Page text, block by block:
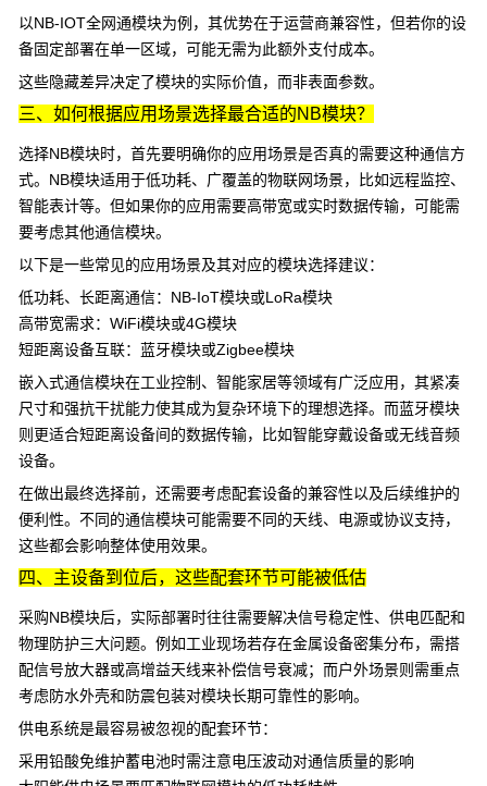
以NB-IOT全网通模块为例，其优势在于运营商兼容性，但若你的设
备固定部署在单一区域，可能无需为此额外支付成本。
这些隐藏差异决定了模块的实际价值，而非表面参数。
三、如何根据应用场景选择最合适的NB模块？
选择NB模块时，首先要明确你的应用场景是否真的需要这种通信方
式。NB模块适用于低功耗、广覆盖的物联网场景，比如远程监控、
智能表计等。但如果你的应用需要高带宽或实时数据传输，可能需
要考虑其他通信模块。
以下是一些常见的应用场景及其对应的模块选择建议：
低功耗、长距离通信： NB-IoT模块或LoRa模块
高带宽需求： WiFi模块或4G模块
短距离设备互联： 蓝牙模块或Zigbee模块
嵌入式通信模块在工业控制、智能家居等领域有广泛应用，其紧凑
尺寸和强抗干扰能力使其成为复杂环境下的理想选择。而蓝牙模块
则更适合短距离设备间的数据传输，比如智能穿戴设备或无线音频
设备。
在做出最终选择前，还需要考虑配套设备的兼容性以及后续维护的
便利性。不同的通信模块可能需要不同的天线、电源或协议支持，
这些都会影响整体使用效果。
四、主设备到位后，这些配套环节可能被低估
采购NB模块后，实际部署时往往需要解决信号稳定性、供电匹配和
物理防护三大问题。例如工业现场若存在金属设备密集分布，需搭
配信号放大器或高增益天线来补偿信号衰减；而户外场景则需重点
考虑防水外壳和防震包装对模块长期可靠性的影响。
供电系统是最容易被忽视的配套环节：
采用铅酸免维护蓄电池时需注意电压波动对通信质量的影响